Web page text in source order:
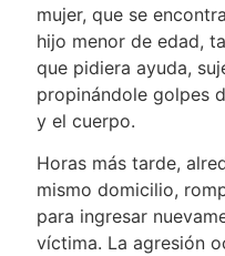
mujer, que se
hijo menor de edad,
que pidiera ayuda,
propinándole golpes
y el cuerpo.
Horas más tarde,
mismo domicilio,
para ingresar
víctima. La agresión